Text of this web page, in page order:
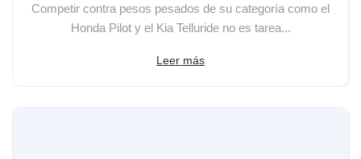
Competir contra pesos pesados de su categoría como el
Honda Pilot y el Kia Telluride no es tarea...
Leer más